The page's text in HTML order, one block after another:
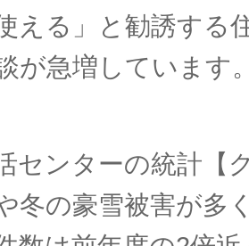
える」と勧誘する
が急増しています
センターの統計【
冬の豪雪被害が多